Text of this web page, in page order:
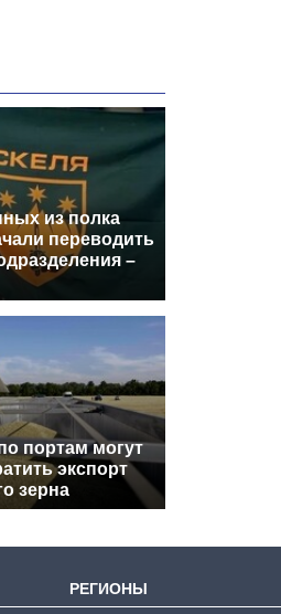
из полка
переводить
–
портам могут
экспорт
зерна
РЕГИОНЫ